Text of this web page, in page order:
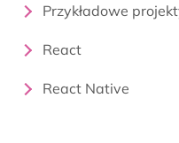
Przykładowe
React
React Native